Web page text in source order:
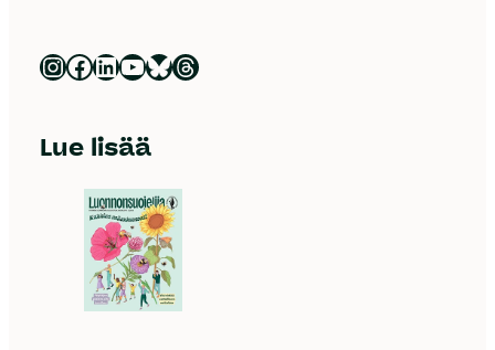
Luonnonsuojeluliitto Instagramissa Luonnonsuojeluliitto Facebookissa Luonnonsuojeluliitto LinkedInissä Luonnonsuojeluliiton YouTube-kanava Luonnonsuojeluliitto Blueskyssa Luonnonsuojeluliitto Threadsissa
Lue lisää